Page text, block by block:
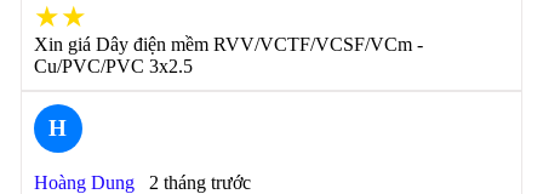
★★
Xin giá Dây điện mềm RVV/VCTF/VCSF/VCm -
Cu/PVC/PVC 3x2.5
H
Hoàng Dung 2 tháng trước